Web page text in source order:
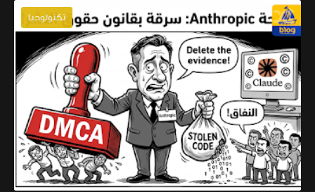
تكنولوجيا
2026-04-03
Muhammed Ahmed